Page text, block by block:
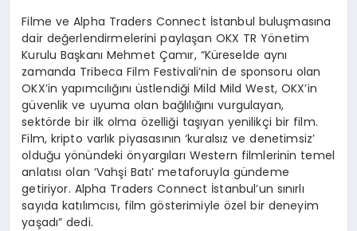
Filme ve Alpha Traders Connect İstanbul buluşmasına
dair değerlendirmelerini paylaşan OKX TR Yönetim
Kurulu Başkanı Mehmet Çamır, “Küreselde aynı
zamanda Tribeca Film Festivali’nin de sponsoru olan
OKX’in yapımcılığını üstlendiği Mild Mild West, OKX’in
güvenlik ve uyuma olan bağlılığını vurgulayan,
sektörde bir ilk olma özelliği taşıyan yenilikçi bir film.
Film, kripto varlık piyasasının ‘kuralsız ve denetimsiz’
olduğu yönündeki önyargıları Western filmlerinin temel
anlatısı olan ‘Vahşi Batı’ metaforuyla gündeme
getiriyor. Alpha Traders Connect İstanbul’un sınırlı
sayıda katılımcısı, film gösterimiyle özel bir deneyim
yaşadı” dedi.